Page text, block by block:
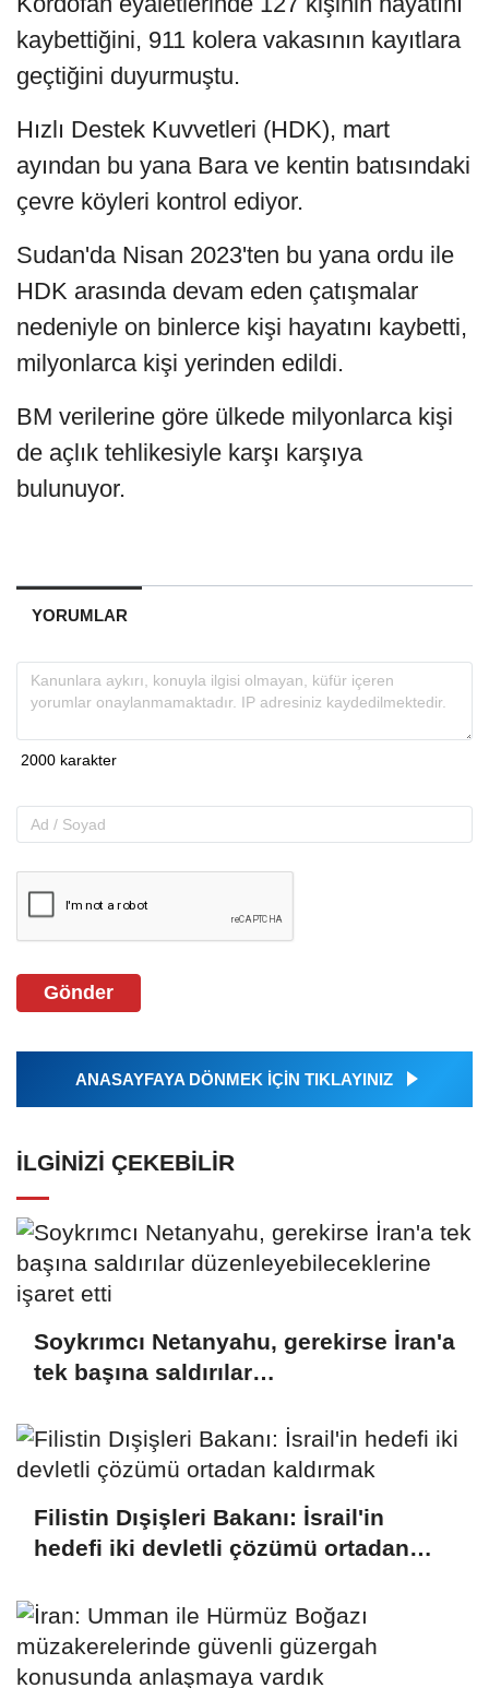
kaybettiğini, 911 kolera vakasının kayıtlara
geçtiğini duyurmuştu.
Hızlı Destek Kuvvetleri (HDK), mart
ayından bu yana Bara ve kentin batısındaki
çevre köyleri kontrol ediyor.
Sudan'da Nisan 2023'ten bu yana ordu ile
HDK arasında devam eden çatışmalar
nedeniyle on binlerce kişi hayatını kaybetti,
milyonlarca kişi yerinden edildi.
BM verilerine göre ülkede milyonlarca kişi
de açlık tehlikesiyle karşı karşıya
bulunuyor.
YORUMLAR
Gönder
ANASAYFAYA DÖNMEK İÇİN TIKLAYINIZ
İLGINIZI ÇEKEBILIR
Soykrımcı Netanyahu, gerekirse İran'a
tek başına saldırılar
Filistin Dışişleri Bakanı: İsrail'in
hedefi iki devletli çözümü ortadan